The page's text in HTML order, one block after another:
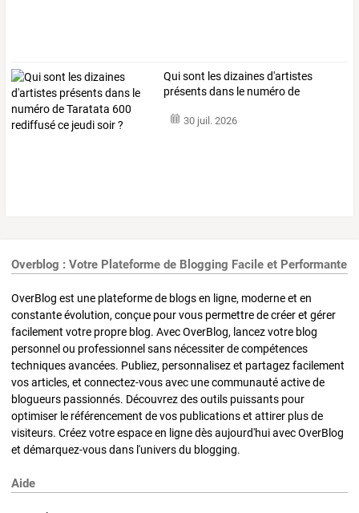
Quisont lesdizainesd'artistes
présentsdans le numérode
30 juil. 2026
Overblog : Votre Plateforme de Blogging Facile et Performante
OverBlog est une plateforme de blogs en ligne, moderne et en
constante évolution, conçue pour vous permettre de créer et gérer
facilement votre propre blog. Avec OverBlog, lancez votre blog
personnel ou professionnel sans nécessiter de compétences
techniques avancées. Publiez, personnalisez et partagez facilement
vos articles, et connectez-vous avec une communauté active de
blogueurs passionnés. Découvrez des outils puissants pour
optimiser le référencement de vos publications et attirer plus de
visiteurs. Créez votre espace en ligne dès aujourd'hui avec OverBlog
et démarquez-vous dans l'univers du blogging.
Aide